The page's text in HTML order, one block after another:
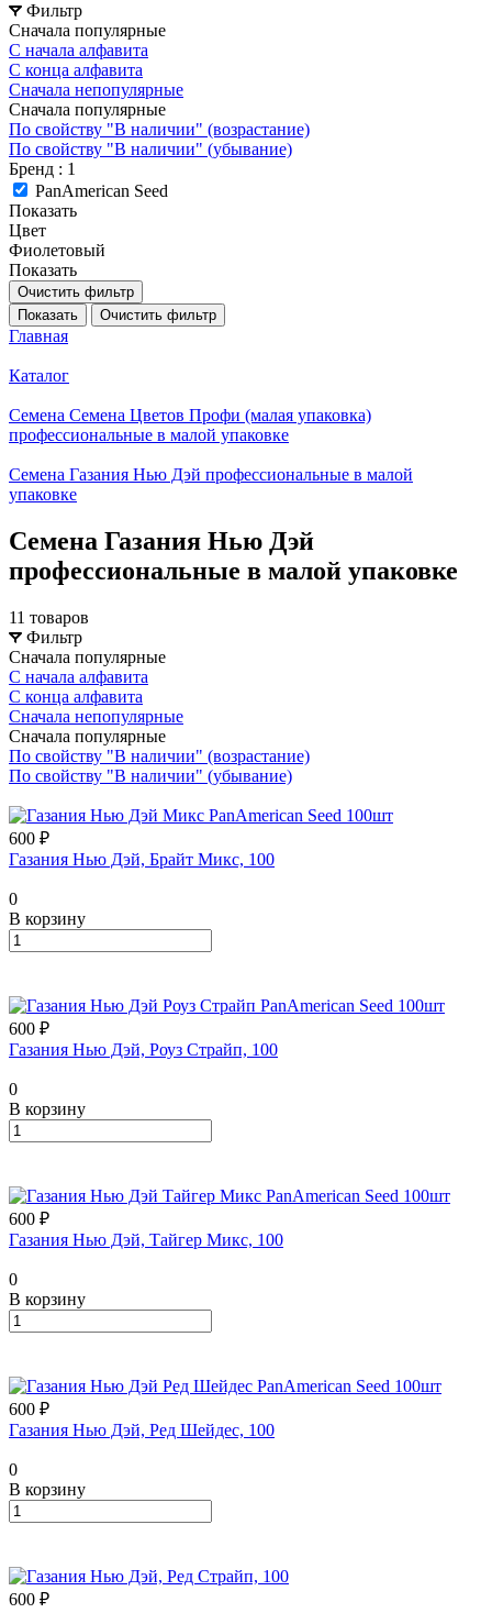
Фильтр
Сначала популярные
С начала алфавита
С конца алфавита
Сначала непопулярные
Сначала популярные
По свойству "В наличии" (возрастание)
По свойству "В наличии" (убывание)
Бренд : 1
PanAmerican Seed
Показать
Цвет
Фиолетовый
Показать
Очистить фильтр
Показать
Очистить фильтр
Главная
Каталог
Семена Семена Цветов Профи (малая упаковка)
профессиональные в малой упаковке
Семена Газания Нью Дэй профессиональные в малой
упаковке
Семена Газания Нью Дэй
профессиональные в малой упаковке
11 товаров
Фильтр
Сначала популярные
С начала алфавита
С конца алфавита
Сначала непопулярные
Сначала популярные
По свойству "В наличии" (возрастание)
По свойству "В наличии" (убывание)
600 ₽
Газания Нью Дэй, Брайт Микс, 100
0
В корзину
600 ₽
Газания Нью Дэй, Роуз Страйп, 100
0
В корзину
600 ₽
Газания Нью Дэй, Тайгер Микс, 100
0
В корзину
600 ₽
Газания Нью Дэй, Ред Шейдес, 100
0
В корзину
600 ₽